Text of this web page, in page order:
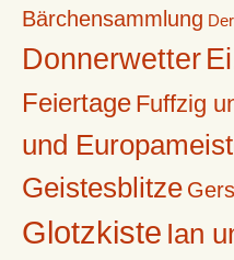
Bärchensammlung
Donnerwetter
Feiertage Fuffzig
und
Geistesblitze
Glotzkiste Ian